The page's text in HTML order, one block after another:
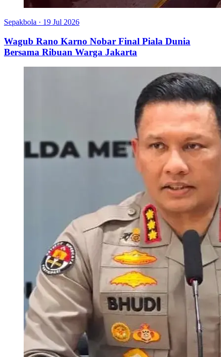
Sepakbola · 19 Jul 2026
Wagub Rano Karno Nobar Final Piala Dunia
Bersama Ribuan Warga Jakarta